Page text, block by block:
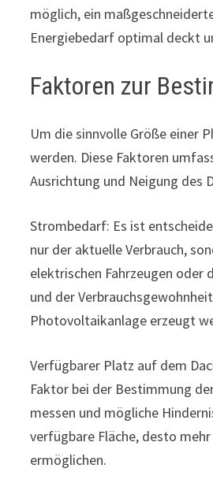
möglich, ein
Energiebedarf optimal deckt
Faktoren zur
Um die sinnvolle Größe einer
werden. Diese Faktoren
Ausrichtung und Neigung des
Strombedarf: Es ist
nur der aktuelle Verbrauch,
elektrischen Fahrzeugen oder
und der
Photovoltaikanlage erzeugt
Verfügbarer Platz auf dem
Faktor bei der Bestimmung
messen und mögliche
verfügbare Fläche, desto
ermöglichen.